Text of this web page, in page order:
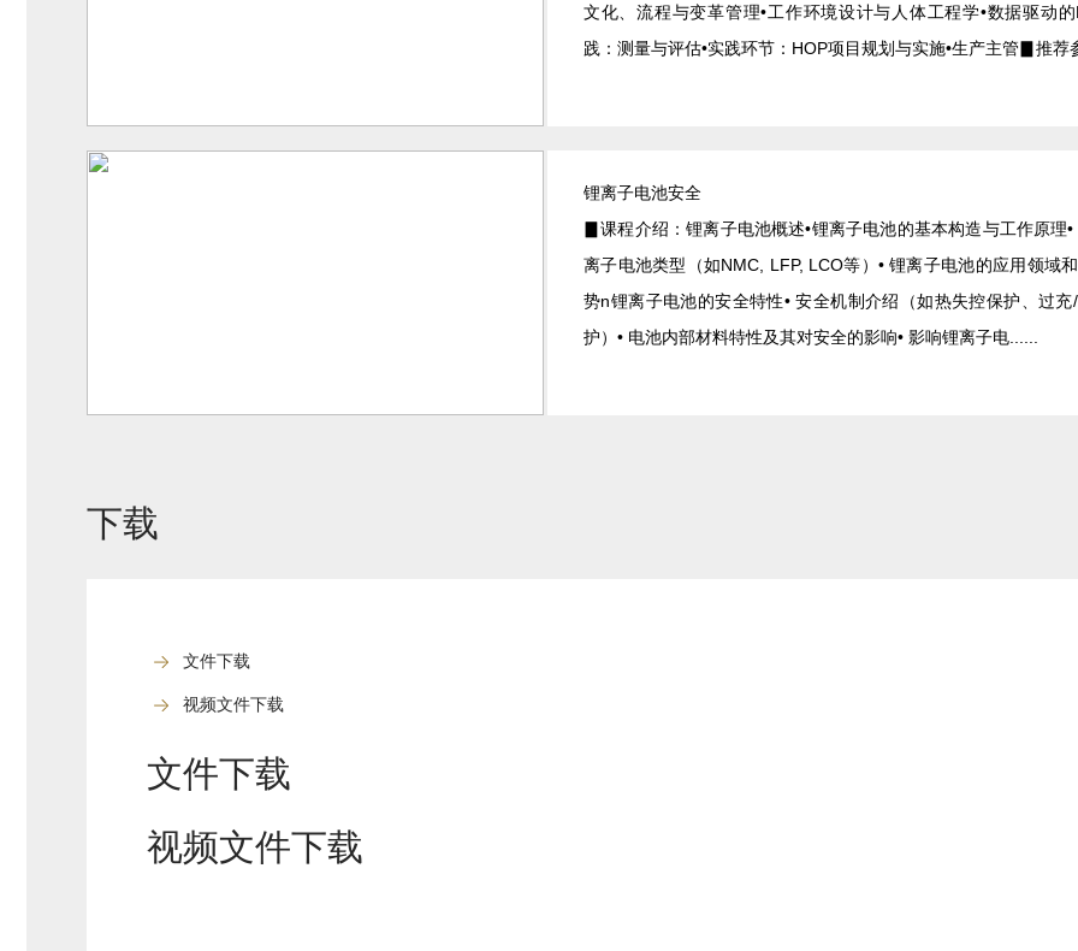
文化、流程与变革管理•工作环境设计与人体工程学•数据驱动
践：测量与评估•实践环节：HOP项目规划与实施•生产主管▊推荐
锂离子电池安全
▊课程介绍：锂离子电池概述•锂离子电池的基本构造与工作原理•
离子电池类型（如NMC, LFP, LCO等）• 锂离子电池的应用领域
势n锂离子电池的安全特性• 安全机制介绍（如热失控保护、过充
护）• 电池内部材料特性及其对安全的影响• 影响锂离子电......
下载
文件下载
视频文件下载
文件下载
视频文件下载